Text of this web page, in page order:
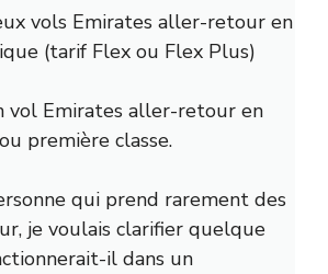
vols Emirates aller-retour en
(tarif Flex ou Flex Plus)
vol Emirates aller-retour en
première classe.
qui prend rarement des
je voulais clarifier quelque
il dans un